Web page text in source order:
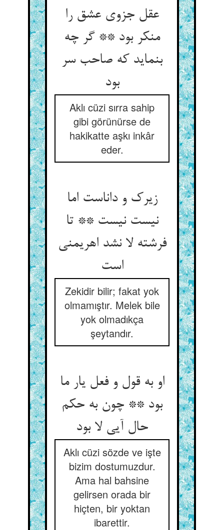
عقل جزوی عشق را
منکر بود ** گر چه
بنماید که صاحب سر
بود
Aklı cüzi sırra sahip
gibi görünürse de
hakikatte aşkı inkâr
eder.
زیرک و داناست اما
نیست نیست ** تا
فرشته لا نشد اهریمنی
است‌‌
Zekidir bilir; fakat yok
olmamıştır. Melek bile
yok olmadıkça
şeytandır.
او به قول و فعل یار ما
بود ** چون به حکم
حال آیی لا بود
Aklı cüzi sözde ve işte
bizim dostumuzdur.
Ama hal bahsine
gelirsen orada bir
hiçten, bir yoktan
ibarettir.